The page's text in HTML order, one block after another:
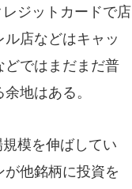
ジットカードで店
店などはキャッ
どではまだまだ普
地はある。
模を伸ばしてい
他銘柄に投資を